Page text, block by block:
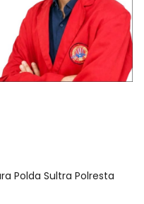
Polda Sultra Polresta